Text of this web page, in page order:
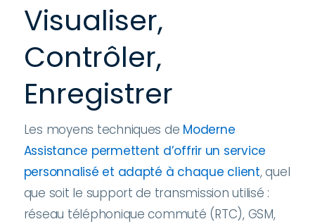
Visualiser,
Contrôler,
Enregistrer
Les moyens techniques de Moderne
Assistance permettent d’offrir un service
personnalisé et adapté à chaque client, quel
que soit le support de transmission utilisé :
réseau téléphonique commuté (RTC), GSM,